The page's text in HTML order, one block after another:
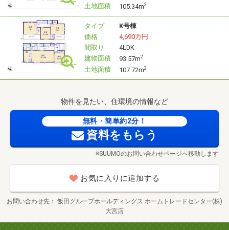
土地面積 105.34m2
タイプ
K号棟
価格
4,690万円
間取り
4LDK
建物面積
93.57m2
土地面積 107.72m2
物件を見たい、住環境の情報など
無料・簡単約2分！
資料をもらう
※SUUMOのお問い合わせページへ移動します
お気に入りに追加する
お問い合わせ先
飯田グループホールディングス ホームトレードセンター(株)
大宮店